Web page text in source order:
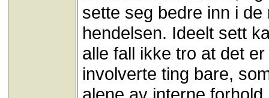
sette seg bedre inn i
hendelsen. Ideelt sett
alle fall ikke tro at det
involverte ting bare,
alene av interne